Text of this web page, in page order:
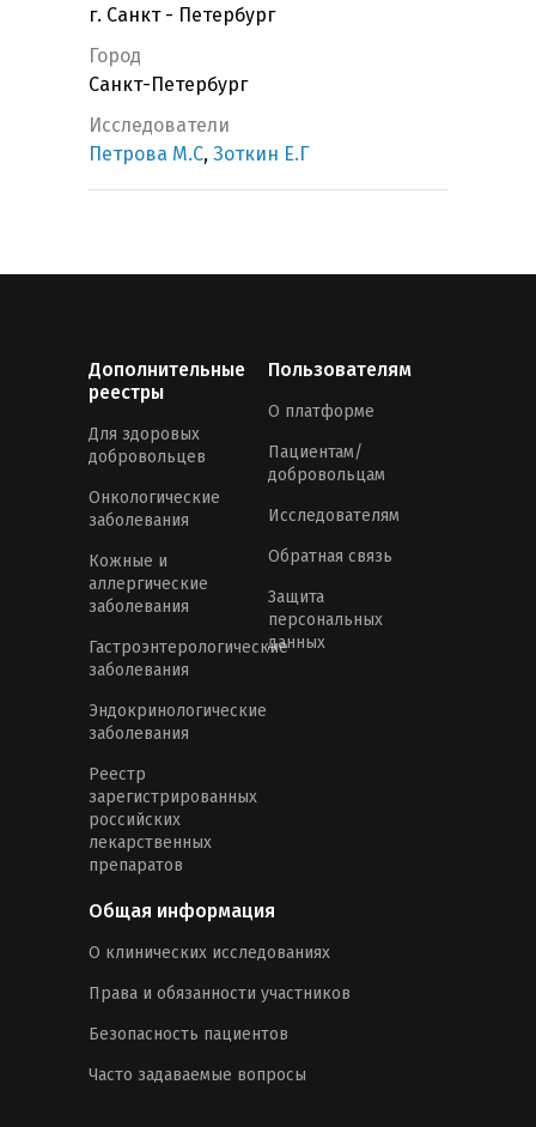
г. Санкт - Петербург
Город
Санкт-Петербург
Исследователи
Петрова М.С, Зоткин Е.Г
Дополнительные
реестры
Для здоровых
добровольцев
Онкологические
заболевания
Кожные и
аллергические
заболевания
Гастроэнтерологические
заболевания
Эндокринологические
заболевания
Реестр
зарегистрированных
российских
лекарственных
препаратов
Пользователям
О платформе
Пациентам/
добровольцам
Исследователям
Обратная связь
Защита
персональных
данных
Общая информация
О клинических исследованиях
Права и обязанности участников
Безопасность пациентов
Часто задаваемые вопросы